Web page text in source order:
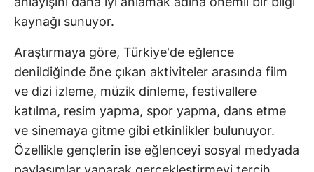
kaynağı sunuyor.
Araştırmaya göre, Türkiye'de eğlence
denildiğinde öne çıkan aktiviteler arasında film
ve dizi izleme, müzik dinleme, festivallere
katılma, resim yapma, spor yapma, dans etme
ve sinemaya gitme gibi etkinlikler bulunuyor.
Özellikle gençlerin ise eğlenceyi sosyal medyada